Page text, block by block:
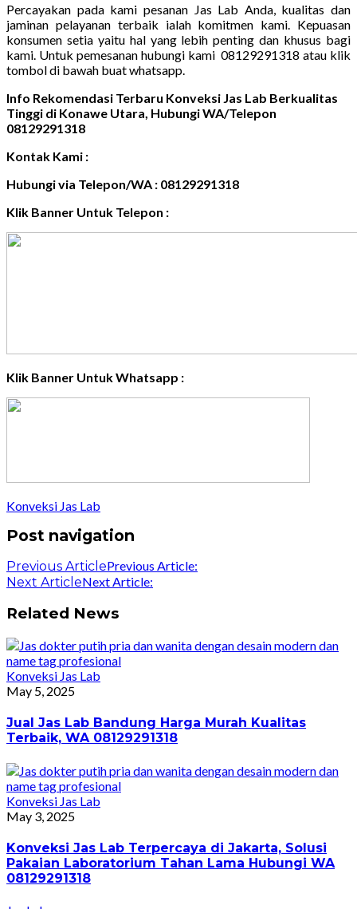
Percayakan pada kami pesanan Jas Lab Anda, kualitas dan
jaminan pelayanan terbaik ialah komitmen kami. Kepuasan
konsumen setia yaitu hal yang lebih penting dan khusus bagi
kami. Untuk pemesanan hubungi kami 08129291318 atau klik
tombol di bawah buat whatsapp.
Info Rekomendasi Terbaru Konveksi Jas Lab Berkualitas
Tinggi di Konawe Utara, Hubungi WA/Telepon
08129291318
Kontak Kami :
Hubungi via Telepon/WA : 08129291318
Klik Banner Untuk Telepon :
Klik Banner Untuk Whatsapp :
Konveksi Jas Lab
Post navigation
Previous ArticlePrevious Article:
Next ArticleNext Article:
Related News
Konveksi Jas Lab
May 5, 2025
Jual Jas Lab Bandung Harga Murah Kualitas
Terbaik, WA 08129291318
Konveksi Jas Lab
May 3, 2025
Konveksi Jas Lab Terpercaya di Jakarta, Solusi
Pakaian Laboratorium Tahan Lama Hubungi WA
08129291318